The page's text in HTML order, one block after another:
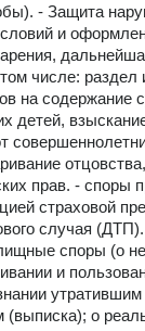
- Защита
и
числе: раздел
на содержание
детей,
прав. - споры
страховой
случая
споры (о
и
утратившим
о